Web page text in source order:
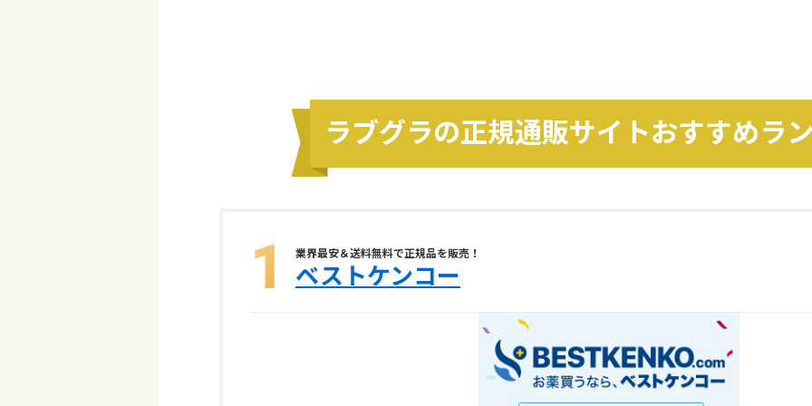
ラブグラの正規通販サイトおすすめラ
業界最安＆送料無料で正規品を販売！
ベストケンコー